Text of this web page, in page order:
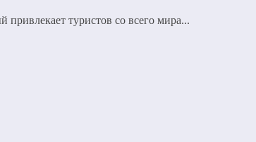
туристов со всего мира...